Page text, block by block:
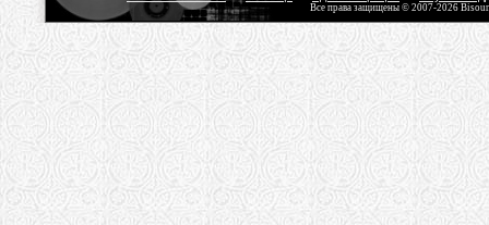
Все права защищены © 2007-2026